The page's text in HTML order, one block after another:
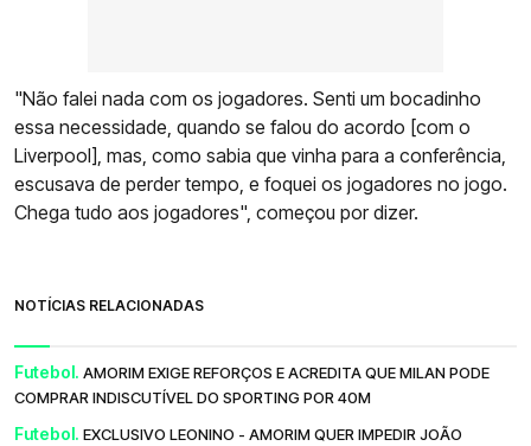
"Não falei nada com os jogadores. Senti um bocadinho
essa necessidade, quando se falou do acordo [com o
Liverpool], mas, como sabia que vinha para a conferência,
escusava de perder tempo, e foquei os jogadores no jogo.
Chega tudo aos jogadores", começou por dizer.
NOTÍCIAS RELACIONADAS
Futebol. AMORIM EXIGE REFORÇOS E ACREDITA QUE MILAN PODE
COMPRAR INDISCUTÍVEL DO SPORTING POR 40M
Futebol. EXCLUSIVO LEONINO - AMORIM QUER IMPEDIR JOÃO